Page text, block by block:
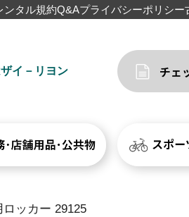
ンタル規約Q&Aプライバシーポリシー
イ－リヨン
ロッカー 29125